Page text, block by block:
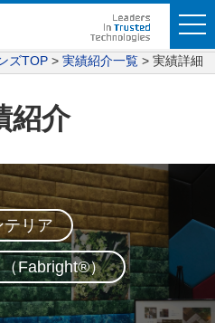
ズTOP 実績紹介一覧 実績詳細
紹介
テリア
Fabright®︎）